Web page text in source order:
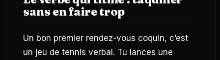
sans en faire trop
Un bon premier rendez-vous coquin, c’est
un jeu de tennis verbal. Tu lances une